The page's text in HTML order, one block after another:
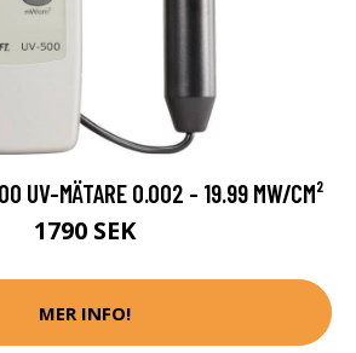
UV-MÄTARE 0.002 - 19.99 MW/CM²
1790 SEK
MER INFO!